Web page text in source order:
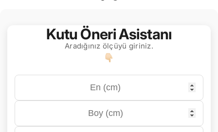
Kutu Öneri Asistanı
Aradığınız ölçüyü giriniz.